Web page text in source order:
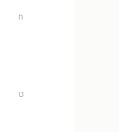
ח
ט